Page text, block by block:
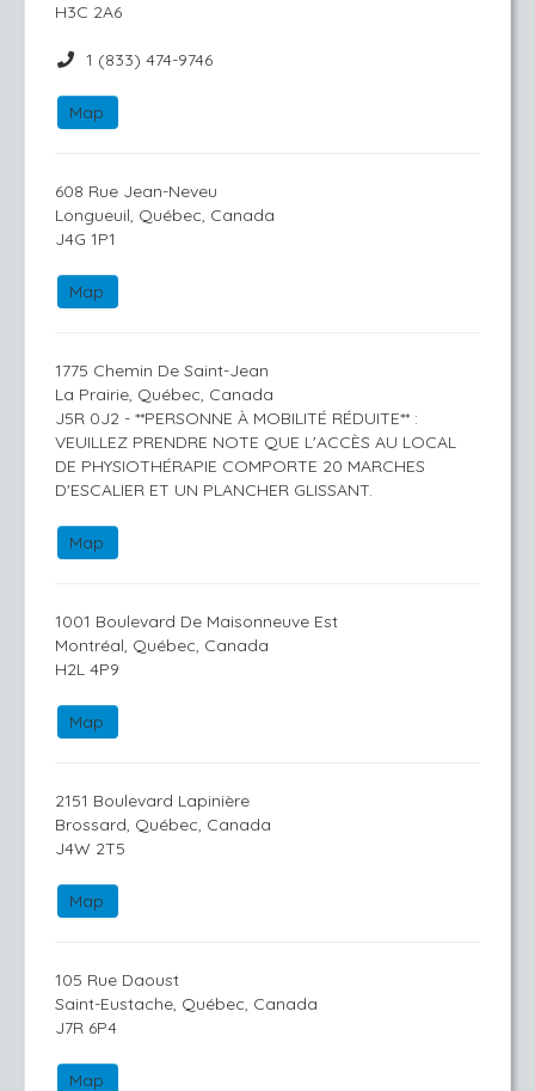
H3C 2A6
1 (833) 474-9746
Map
608 Rue Jean-Neveu
Longueuil, Québec, Canada
J4G 1P1
Map
1775 Chemin De Saint-Jean
La Prairie, Québec, Canada
J5R 0J2 - **PERSONNE À MOBILITÉ RÉDUITE** :
VEUILLEZ PRENDRE NOTE QUE L'ACCÈS AU LOCAL
DE PHYSIOTHÉRAPIE COMPORTE 20 MARCHES
D'ESCALIER ET UN PLANCHER GLISSANT.
Map
1001 Boulevard De Maisonneuve Est
Montréal, Québec, Canada
H2L 4P9
Map
2151 Boulevard Lapinière
Brossard, Québec, Canada
J4W 2T5
Map
105 Rue Daoust
Saint-Eustache, Québec, Canada
J7R 6P4
Map